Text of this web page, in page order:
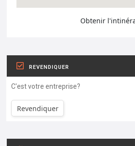
Obtenir
REVENDIQUER
C'est votre entreprise?
Revendiquer